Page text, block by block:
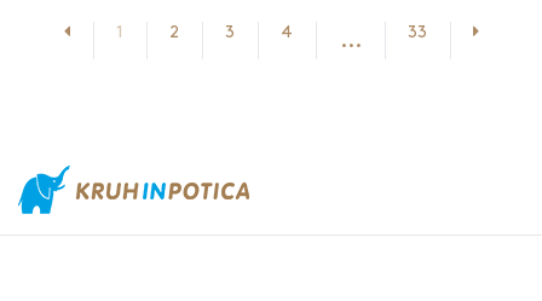
Prejšnja stran
1 2 3 4 ... 33